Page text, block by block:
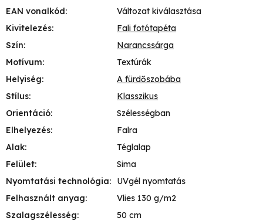
EAN vonalkód:
Változat kiválasztása
Kivitelezés:
Fali fotótapéta
Szín:
Narancssárga
Motívum:
Textúrák
Helyiség:
A fürdőszobába
Stílus:
Klasszikus
Orientáció:
Szélességban
Elhelyezés:
Falra
Alak:
Téglalap
Felület:
Sima
Nyomtatási technológia:
UVgél nyomtatás
Felhasznált anyag:
Vlies 130 g/m2
Szalagszélesség:
50 cm